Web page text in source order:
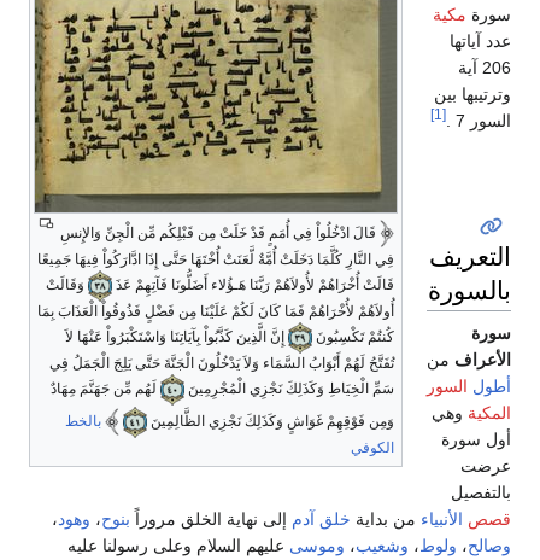
قَالَ ادْخُلُواْ فِي أُمَمٍ قَدْ خَلَتْ مِن قَبْلِكُم مِّن الْجِنِّ وَالإِنسِ
فِي النَّارِ كُلَّمَا دَخَلَتْ أُمَّةٌ لَّعَنَتْ أُخْتَهَا حَتَّى إِذَا ادَّارَكُواْ فِيهَا جَمِيعًا
قَالَتْ أُخْرَاهُمْ لأُولاَهُمْ رَبَّنَا هَـؤُلاء أَضَلُّونَا فَآتِهِمْ عَذَ
وَقَالَتْ
أُولاَهُمْ لأُخْرَاهُمْ فَمَا كَانَ لَكُمْ عَلَيْنَا مِن فَضْلٍ فَذُوقُواْ الْعَذَابَ بِمَا
كُنتُمْ تَكْسِبُونَ
إِنَّ الَّذِينَ كَذَّبُواْ بِآيَاتِنَا وَاسْتَكْبَرُواْ عَنْهَا لاَ
تُفَتَّحُ لَهُمْ أَبْوَابُ السَّمَاء وَلاَ يَدْخُلُونَ الْجَنَّةَ حَتَّى يَلِجَ الْجَمَلُ فِي
سَمِّ الْخِيَاطِ وَكَذَلِكَ نَجْزِي الْمُجْرِمِينَ
لَهُم مِّن جَهَنَّمَ مِهَادٌ
وَمِن فَوْقِهِمْ غَوَاشٍ وَكَذَلِكَ نَجْزِي الظَّالِمِينَ
بالخط
الكوفي
سورة مكية
عدد آياتها
206 آية
وترتيبها بين
السور 7 .
[1]
التعريف
بالسورة
سورة
الأعراف من
أطول السور
المكية وهي
أول سورة
عرضت
بالتفصيل
قصص الأنبياء من بداية خلق آدم إلى نهاية الخلق مروراً بنوح، وهود،
وصالح، ولوط، وشعيب، وموسى عليهم السلام وعلى رسولنا عليه